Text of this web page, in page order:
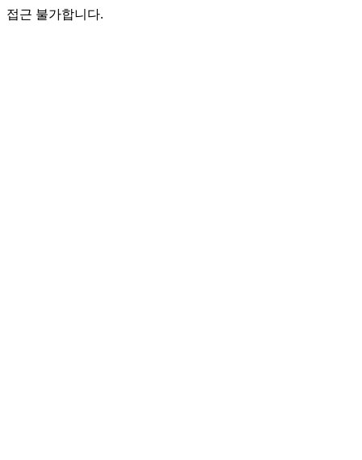
접근 불가합니다.